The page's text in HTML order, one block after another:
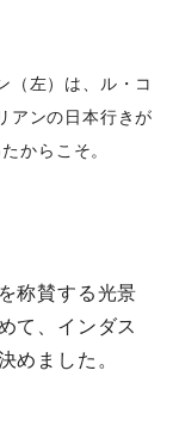
（左）は、ル・コ
アンの日本行きが
からこそ。
称賛する光景
て、インダス
めました。